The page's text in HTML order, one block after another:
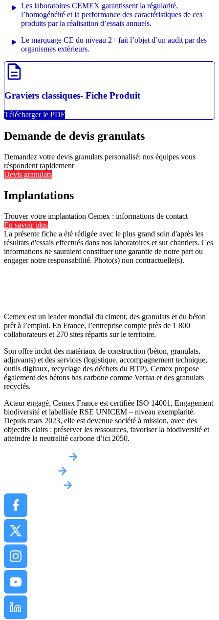
Les laboratoires CEMEX garantissent la régularité,
l’homogénéité et la performance des caractéristiques de ces
produits par la réalisation d’essais annuels.
Le marquage CE du niveau 2+ fait l’objet d’un audit par des
organismes extérieurs.
description
Graviers classiques- Fiche Produit
Télécharger le PDF
Demande de devis granulats
Demandez votre devis granulats personalisé: nos équipes vous
réspondent rapidement
Devis granulats
Implantations
Trouver votre implantation Cemex : informations de contact
En savoir plus
La présente fiche a été rédigée avec le plus grand soin d'après les
résultats d'essais effectués dans nos laboratoires et sur chantiers. Ces
informations ne sauraient constituer une garantie de notre part ou
engager notre responsabilité. Photo(s) non contractuelle(s).
Cemex est un leader mondial du ciment, des granulats et du béton
prêt à l’emploi. En France, l’entreprise compte près de 1 800
collaborateurs et 270 sites répartis sur le territoire.
Son offre inclut des matériaux de construction (béton, granulats,
adjuvants) et des services (logistique, accompagnement technique,
outils digitaux, recyclage des déchets du BTP). Cemex propose
également des bétons bas carbone comme Vertua et des granulats
recyclés.
Acteur engagé, Cemex France est certifiée ISO 14001, Engagement
biodiversité et labellisée RSE UNICEM – niveau exemplarité.
Depuis mars 2023, elle est devenue société à mission, avec des
objectifs clairs : préserver les ressources, favoriser la biodiversité et
atteindre la neutralité carbone d’ici 2050.